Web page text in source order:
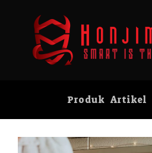
Produk Artikel